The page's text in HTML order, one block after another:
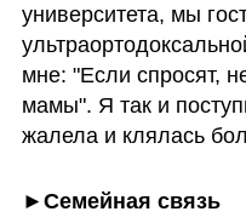
университета, мы
мне: "Если спросят,
мамы". Я так и
жалела и клялась
►Семейная связь